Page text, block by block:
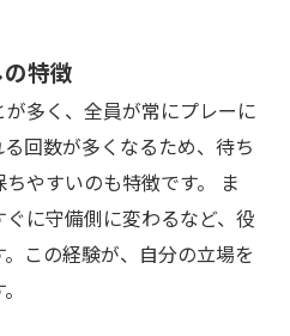
特徴
多く、全員が常にプレーに
回数が多くなるため、待ち
やすいのも特徴です。 ま
に守備側に変わるなど、役
この経験が、自分の立場を